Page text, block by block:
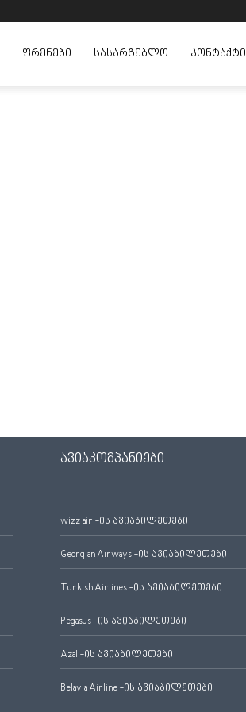
ᲤᲠᲔᲜᲔᲑᲘ ᲡᲐᲡᲐᲠᲒᲔᲑᲚᲝ ᲙᲝᲜᲢᲐᲥᲢᲘ
ავიაკომპანიები
wizz air -ის ავიაბილეთები
Georgian Airways -ის ავიაბილეთები
Turkish Airlines -ის ავიაბილეთები
Pegasus -ის ავიაბილეთები
Azal -ის ავიაბილეთები
Belavia Airline -ის ავიაბილეთები